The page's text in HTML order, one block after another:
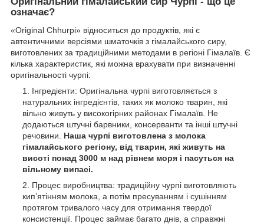
означає?
«Original Chhurpi» відноситься до продуктів, які є
автентичними версіями шматочків з гімалайського сиру,
виготовлених за традиційними методами в регіоні Гімалаїв. Є
кілька характеристик, які можна врахувати при визначенні
оригінальності чурпі:
Інгредієнти: Оригінальна чурпі виготовляється з
натуральних інгредієнтів, таких як молоко тварин, які
вільно живуть у високогірних районах Гімалаїв. Не
додаються штучні барвники, консерванти та інші штучні
речовини. Наша чурпі виготовлена ​​з молока
гімалайського регіону, від тварин, які живуть на
висоті понад 3000 м над рівнем моря і пасуться на
вільному випасі.
Процес виробництва: традиційну чурпі виготовляють
кип’ятінням молока, а потім пресуванням і сушінням
протягом тривалого часу для отримання твердої
консистенції. Процес займає багато днів, а справжні